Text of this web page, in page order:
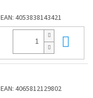
EAN: 4053838143421
EAN: 4065812129802